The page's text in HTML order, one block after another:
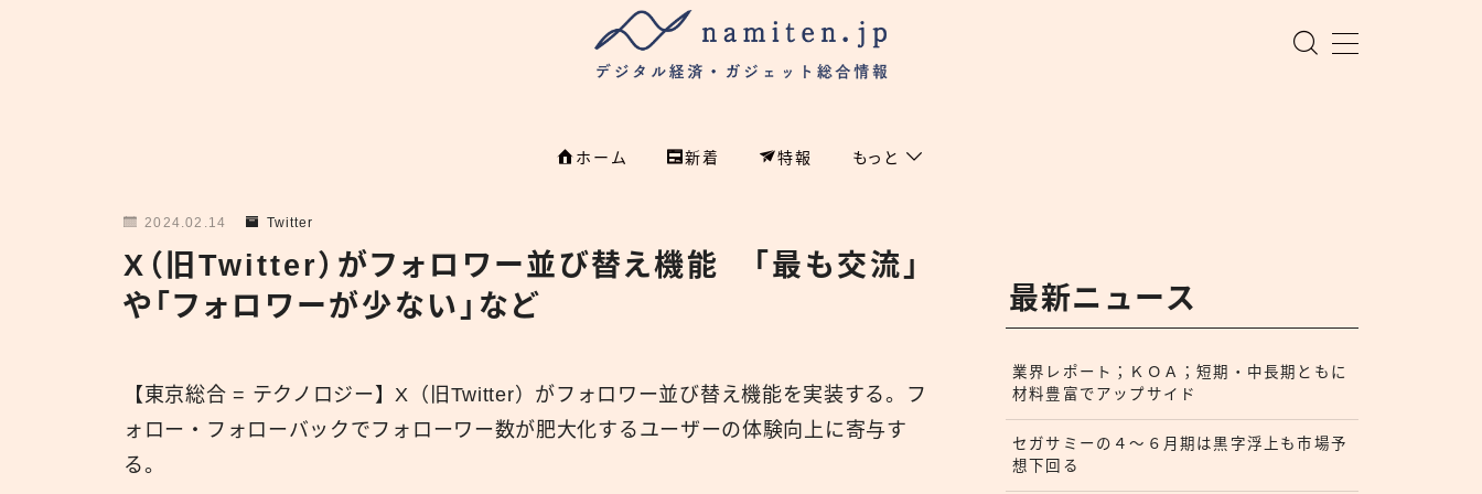
ホーム 新着 特報 もっと
経済
国内
特集
2024.02.14 Twitter
X（旧Twitter）がフォロワー並び替え機能 「最も交流」
や「フォロワーが少ない」など
【東京総合 = テクノロジー】X（旧Twitter）がフォロワー並び替え機能を実装する。フ
ォロー・フォローバックでフォローワー数が肥大化するユーザーの体験向上に寄与す
る。
最新ニュース
業界レポート；ＫＯＡ；短期・中長期ともに
材料豊富でアップサイド
セガサミーの４〜６月期は黒字浮上も市場予
想下回る